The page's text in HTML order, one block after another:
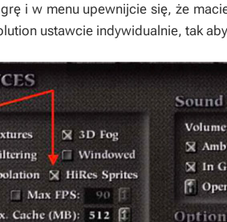
i w menu upewnijcie się, że
ustawcie indywidualnie, tak